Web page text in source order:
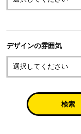
デザインの雰囲気
検索